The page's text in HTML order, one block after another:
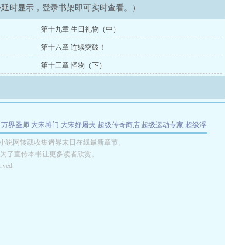
时显示，登录书架即可实时查看。）
第十九章 生日礼物（中）
第十六章 连续突破！
第十三章 怪物（下）
万界圣师 大宋将门 大宋好屠夫 超级传奇商店 超级运动专家 超级浮
王 怪物聊天群 某美漫的特工 我夺舍了魔皇
说网转载收集诸界末日在线最新章节。
了宣传本书让更多读者欣赏。